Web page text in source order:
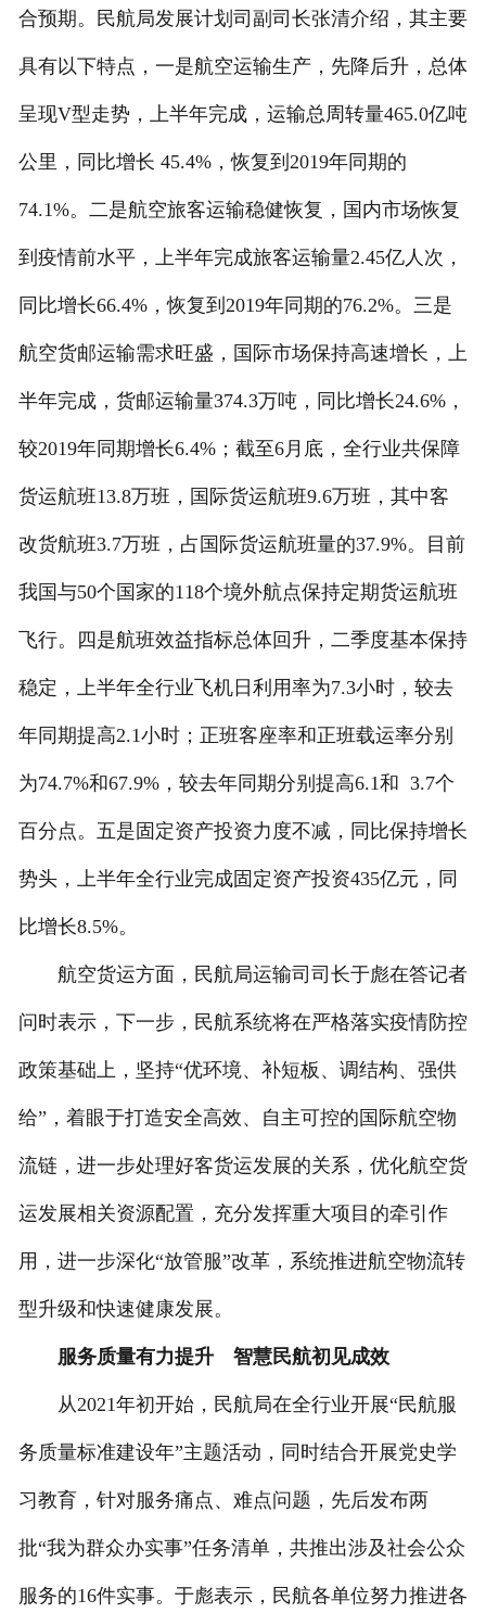
合预期。民航局发展计划司副司长张清介绍，其主要
具有以下特点，一是航空运输生产，先降后升，总体
呈现V型走势，上半年完成，运输总周转量465.0亿吨
公里，同比增长 45.4%，恢复到2019年同期的
74.1%。二是航空旅客运输稳健恢复，国内市场恢复
到疫情前水平，上半年完成旅客运输量2.45亿人次，
同比增长66.4%，恢复到2019年同期的76.2%。三是
航空货邮运输需求旺盛，国际市场保持高速增长，上
半年完成，货邮运输量374.3万吨，同比增长24.6%，
较2019年同期增长6.4%；截至6月底，全行业共保障
货运航班13.8万班，国际货运航班9.6万班，其中客
改货航班3.7万班，占国际货运航班量的37.9%。目前
我国与50个国家的118个境外航点保持定期货运航班
飞行。四是航班效益指标总体回升，二季度基本保持
稳定，上半年全行业飞机日利用率为7.3小时，较去
年同期提高2.1小时；正班客座率和正班载运率分别
为74.7%和67.9%，较去年同期分别提高6.1和 3.7个
百分点。五是固定资产投资力度不减，同比保持增长
势头，上半年全行业完成固定资产投资435亿元，同
比增长8.5%。
航空货运方面，民航局运输司司长于彪在答记者
问时表示，下一步，民航系统将在严格落实疫情防控
政策基础上，坚持“优环境、补短板、调结构、强供
给”，着眼于打造安全高效、自主可控的国际航空物
流链，进一步处理好客货运发展的关系，优化航空货
运发展相关资源配置，充分发挥重大项目的牵引作
用，进一步深化“放管服”改革，系统推进航空物流转
型升级和快速健康发展。
服务质量有力提升 智慧民航初见成效
从2021年初开始，民航局在全行业开展“民航服
务质量标准建设年”主题活动，同时结合开展党史学
习教育，针对服务痛点、难点问题，先后发布两
批“我为群众办实事”任务清单，共推出涉及社会公众
服务的16件实事。于彪表示，民航各单位努力推进各